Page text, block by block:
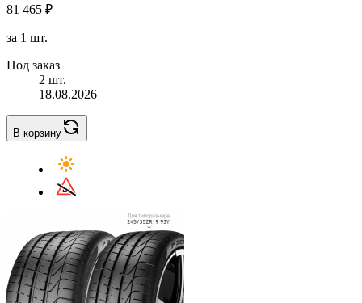
81 465 ₽
за 1 шт.
Под заказ
2 шт.
18.08.2026
В корзину